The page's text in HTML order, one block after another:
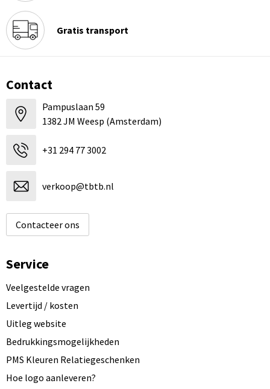
Gratis transport
Contact
Pampuslaan 59
1382 JM Weesp (Amsterdam)
+31 294 77 3002
verkoop@tbtb.nl
Contacteer ons
Service
Veelgestelde vragen
Levertijd / kosten
Uitleg website
Bedrukkingsmogelijkheden
PMS Kleuren Relatiegeschenken
Hoe logo aanleveren?